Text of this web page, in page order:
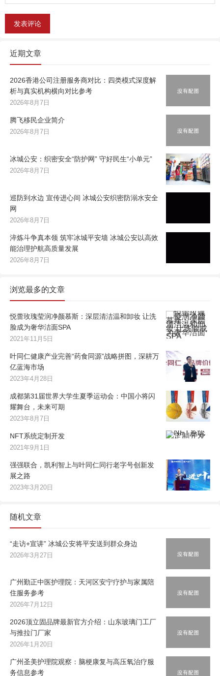
近期文章
2026香港公司注册服务商对比：四类模式深度解
析与真实机构横向对比参考
2026年8月7日
腾飞移民企业简介
2026年8月7日
冰城公安：织密安全“防护网” 守好民生“小单元”
2026年8月7日
巡防到水边 宣传进心间 冰城公安织密防溺水安全
网
2026年8月7日
淬炼斗争真本领 筑牢冰城平安墙 冰城公安以高效
能治理护航高质量发展
2026年8月7日
浏览最多的文章
悦蕾玫瑰莹润净颜慕斯：深层清洁温和卸妆 让洗
脸成为奢华洁面SPA
2021年11月5日
叶同仁健康产业完善“药食同源”战略拼图，深耕万
亿蓝海市场
2023年4月28日
成都第31届世界大学生夏季运动会：中国小将闪
耀舞台，未来可期
2023年8月7日
NFT系统定制开发
2021年9月1日
强强联合，凯利智上与叶同仁同行老字号创新发
展之路
2023年3月20日
随机文章
“走访+宣讲” 冰城公安将平安送到群众身边
2026年3月27日
广州勤正中医护理院：天河区安宁疗护与家属陪
住服务参考
2026年7月12日
2026顶立固品牌最新官方介绍：山东玻璃门工厂
与推拉门厂家
2026年1月20日
广州圣美护理院观察：脑梗康复与高压氧治疗服
务信息参考